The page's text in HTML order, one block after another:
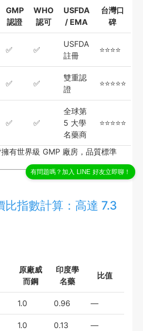
GMP
認證
WHO
認可
USFDA
/ EMA
台灣口
碑
✅ ✅
USFDA
註冊
⭐⭐⭐⭐
✅ ✅
雙重認
證
⭐⭐⭐⭐⭐
✅ ✅
全球第
5 大學
名藥商
⭐⭐⭐⭐⭐
有世界級 GMP 廠房，品質標準
比指數計算：高達 7.3
原廠威
而鋼
印度學
名藥
比值
1.0 0.96 —
1.0 0.13 —
有問題嗎？加入 LINE 好友立即聊！